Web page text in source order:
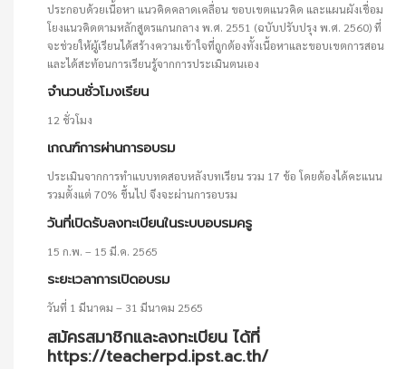
ประกอบด้วยเนื้อหา แนวคิดคลาดเคลื่อน ขอบเขตแนวคิด และแผนผังเชื่อม
โยงแนวคิดตามหลักสูตรแกนกลาง พ.ศ. 2551 (ฉบับปรับปรุง พ.ศ. 2560) ที่
จะช่วยให้ผู้เรียนได้สร้างความเข้าใจที่ถูกต้องทั้งเนื้อหาและขอบเขตการสอน
และได้สะท้อนการเรียนรู้จากการประเมินตนเอง
จำนวนชั่วโมงเรียน
12 ชั่วโมง
เกณฑ์การผ่านการอบรม
ประเมินจากการทำแบบทดสอบหลังบทเรียน รวม 17 ข้อ โดยต้องได้คะแนน
รวมตั้งแต่ 70% ขึ้นไป จึงจะผ่านการอบรม
วันที่เปิดรับลงทะเบียนในระบบอบรมครู
15 ก.พ. – 15 มี.ค. 2565
ระยะเวลาการเปิดอบรม
วันที่ 1 มีนาคม – 31 มีนาคม 2565
สมัครสมาชิกและลงทะเบียนได้ที่
https://teacherpd.ipst.ac.th/